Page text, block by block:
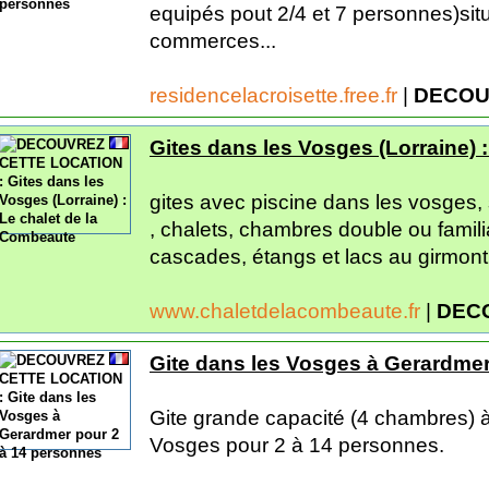
equipés pout 2/4 et 7
commerces...
residencelacroisette.free.fr |
Gites dans les Vosges (Lorraine)
gites avec piscine dans les
, chalets, chambres double ou
cascades, étangs et lacs au
www.chaletdelacombeaute.fr |
Gite dans les Vosges à
Gite grande capacité (4 chambres)
Vosges pour 2 à 14 personnes.